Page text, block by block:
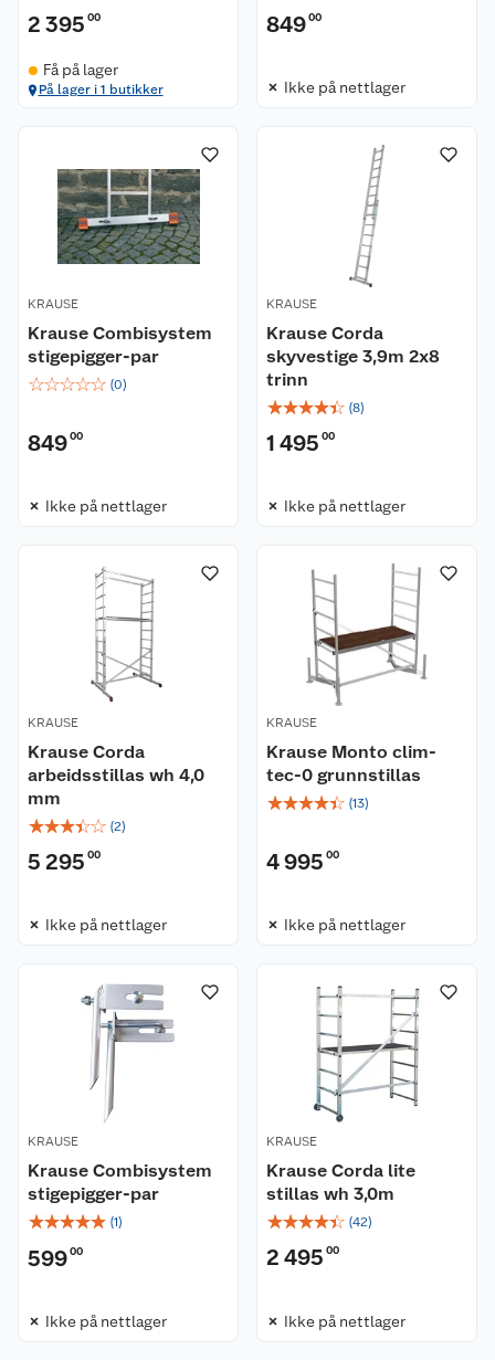
2 395 00
Få på lager
På lager i 1 butikker
84900
Ikke på nettlager
KRAUSE
Krause Combisystem
stigepigger-par
☆☆☆☆☆ (0)
84900
Ikke på nettlager
KRAUSE
Krause Corda
skyvestige 3,9m 2x8
trinn
☆☆☆☆☆ (8)
1 495 00
Ikke på nettlager
KRAUSE
Krause Corda
arbeidsstillas wh 4,0
mm
☆☆☆☆☆ (2)
5 295 00
Ikke på nettlager
KRAUSE
Krause Monto clim-
tec-0 grunnstillas
☆☆☆☆☆ (13)
4 995 00
Ikke på nettlager
KRAUSE
Krause Combisystem
stigepigger-par
☆☆☆☆☆ (1)
59900
Ikke på nettlager
KRAUSE
Krause Corda lite
stillas wh 3,0m
☆☆☆☆☆ (42)
2 495 00
Ikke på nettlager